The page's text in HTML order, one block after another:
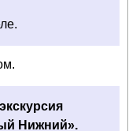
Нижний».